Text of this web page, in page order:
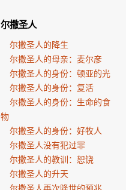
尔撒圣人
尔撒圣人的降生
尔撒圣人的母亲：麦尔彦
尔撒圣人的身份：顿亚的光
尔撒圣人的身份：复活
尔撒圣人的身份：生命的食
物
尔撒圣人的身份：好牧人
尔撒圣人没有犯过罪
尔撒圣人的教训：恕饶
尔撒圣人的升天